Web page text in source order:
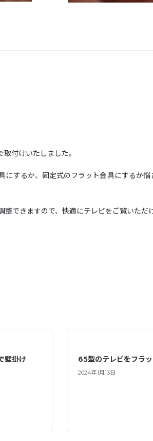
付けいたしました。
するか、固定式のフラット金具にするか
できますので、快適にテレビをご覧いただ
壁掛け 65型のテレビをフラ
2024年1月13日